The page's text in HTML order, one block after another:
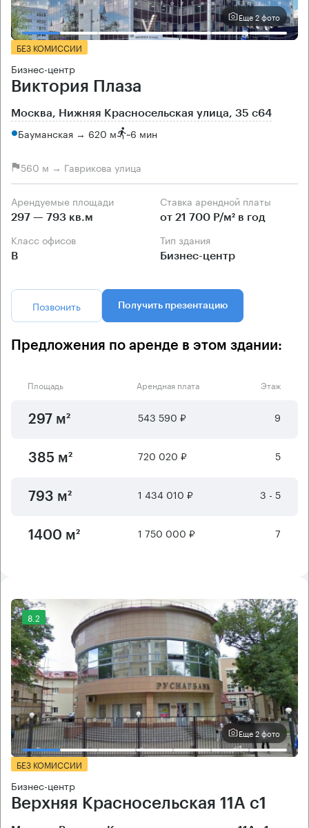
Еще 2 фото
БЕЗ КОМИССИИ
Бизнес-центр
Виктория Плаза
Москва, Нижняя Красносельская улица, 35 с64
Бауманская → 620 м ~6 мин
560 м → Гаврикова улица
Арендуемые площади
297 — 793 кв.м
Ставка арендной платы
от 21 700 Р/м² в год
Класс офисов
B
Тип здания
Бизнес-центр
Позвонить Получить презентацию
Предложения по аренде в этом здании:
Площадь Арендная плата Этаж
297 м² 543 590 ₽ 9
385 м² 720 020 ₽ 5
793 м² 1 434 010 ₽ 3 - 5
1400 м² 1 750 000 ₽ 7
8.2
Еще 2 фото
БЕЗ КОМИССИИ
Бизнес-центр
Верхняя Красносельская 11А с1